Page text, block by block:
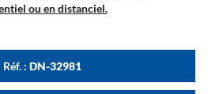
ou en distanciel.
Réf. : DN-32981